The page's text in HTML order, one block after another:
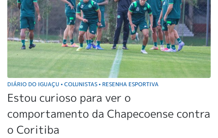
DIÁRIO DO IGUAÇU • COLUNISTAS • RESENHA ESPORTIVA
Estou curioso para ver o
comportamento da Chapecoense contra
o Coritiba